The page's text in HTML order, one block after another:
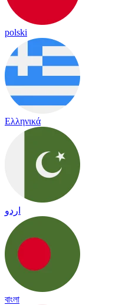
polski
Ελληνικά
اردو
বাংলা